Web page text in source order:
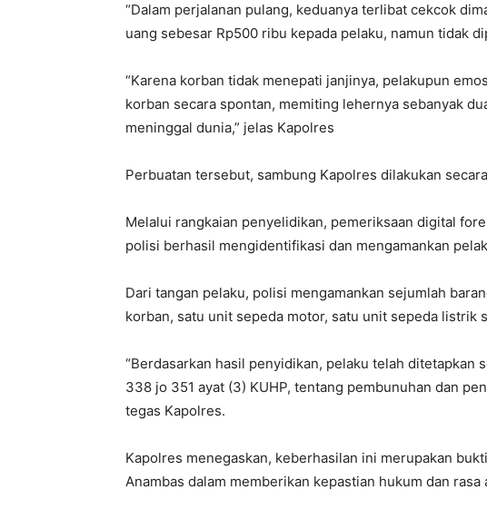
“Dalam perjalanan pulang, keduanya terlibat cekcok
uang sebesar Rp500 ribu kepada pelaku, namun tidak
“Karena korban tidak menepati janjinya, pelakupun
korban secara spontan, memiting lehernya sebanyak
meninggal dunia,” jelas Kapolres
Perbuatan tersebut, sambung Kapolres dilakukan
Melalui rangkaian penyelidikan, pemeriksaan digital
polisi berhasil mengidentifikasi dan mengamankan
Dari tangan pelaku, polisi mengamankan sejumlah
korban, satu unit sepeda motor, satu unit sepeda listrik
“Berdasarkan hasil penyidikan, pelaku telah ditetapkan
338 jo 351 ayat (3) KUHP, tentang pembunuhan dan
tegas Kapolres.
Kapolres menegaskan, keberhasilan ini merupakan
Anambas dalam memberikan kepastian hukum dan rasa